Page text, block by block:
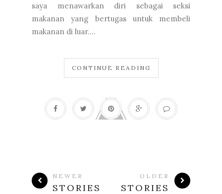
saya menawarkan diri sebagai seksi
makanan yang bertugas untuk membeli
makanan di luar....
CONTINUE READING
NEWER
STORIES
OLDER
STORIES